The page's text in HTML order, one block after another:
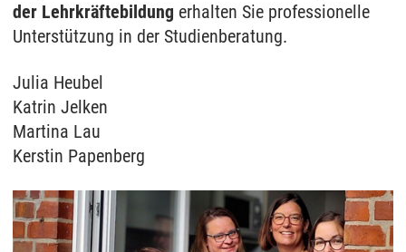
der Lehrkräftebildung erhalten Sie professionelle
Unterstützung in der Studienberatung.
Julia Heubel
Katrin Jelken
Martina Lau
Kerstin Papenberg